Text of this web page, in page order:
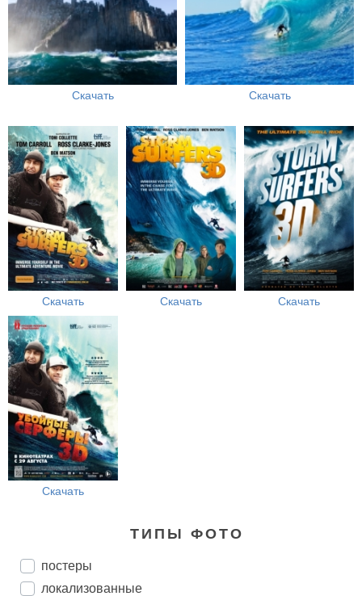
Скачать Скачать
Скачать Скачать Скачать
Скачать
ТИПЫ ФОТО
постеры
локализованные